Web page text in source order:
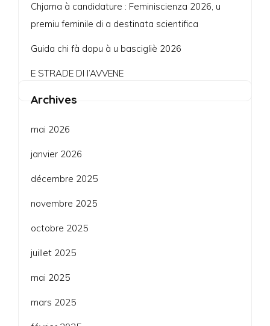
Chjama à candidature : Feminiscienza 2026, u
premiu feminile di a destinata scientifica
Guida chi fà dopu à u bascigliè 2026
E STRADE DI l’AVVENE
Archives
mai 2026
janvier 2026
décembre 2025
novembre 2025
octobre 2025
juillet 2025
mai 2025
mars 2025